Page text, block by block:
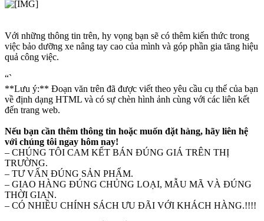
Với những thông tin trên, hy vọng bạn sẽ có thêm kiến thức trong
việc bảo dưỡng xe nâng tay cao của mình và góp phần gia tăng hiệu
quả công việc.
“`
**Lưu ý:** Đoạn văn trên đã được viết theo yêu cầu cụ thể của bạn
về định dạng HTML và có sự chèn hình ảnh cùng với các liên kết
đến trang web.
Nếu bạn cần thêm thông tin hoặc muốn đặt hàng, hãy liên hệ
với chúng tôi ngay hôm nay!
– CHÚNG TÔI CAM KẾT BÁN ĐÚNG GIÁ TRÊN THỊ
TRƯỜNG.
– TƯ VẤN ĐÚNG SẢN PHẨM.
– GIAO HÀNG ĐÚNG CHỦNG LOẠI, MẪU MÃ VÀ ĐÚNG
THỜI GIAN.
– CÓ NHIỀU CHÍNH SÁCH ƯU ĐÃI VỚI KHÁCH HÀNG.!!!!